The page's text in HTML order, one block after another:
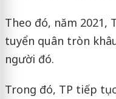
Theo đó, năm 2021,
tuyển quân tròn
người đó.
Trong đó, TP tiếp